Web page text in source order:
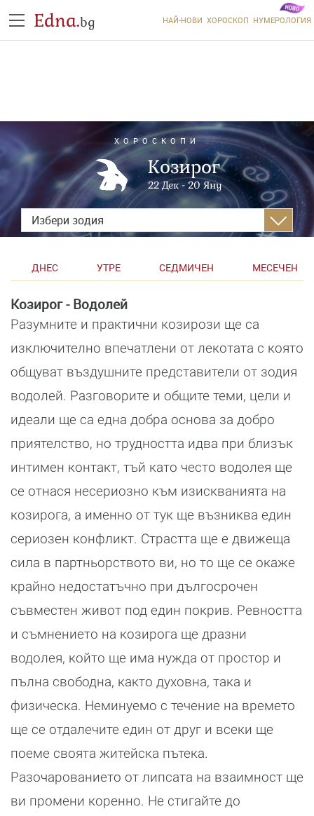
Edna.bg НАЙ-НОВИ ХОРОСКОП НУМЕРОЛОГИЯ
ХОРОСКОПИ
Козирог
22 Дек - 20 Яну
Избери зодия
ДНЕС УТРЕ СЕДМИЧЕН МЕСЕЧЕН
Козирог - Водолей
Разумните и практични козирози ще са
изключително впечатлени от лекотата с която
общуват въздушните представители от зодия
водолей. Разговорите и общите теми, цели и
идеали ще са една добра основа за добро
приятелство, но трудността идва при близък
интимен контакт, тъй като често водолея ще
се отнася несериозно към изискванията на
козирога, а именно от тук ще възниква един
сериозен конфликт. Страстта ще е движеща
сила в партньорството ви, но то ще се окаже
крайно недостатъчно при дългосрочен
съвместен живот под един покрив. Ревността
и съмнението на козирога ще дразни
водолея, който ще има нужда от простор и
пълна свободна, както духовна, така и
физическа. Неминуемо с течение на времето
ще се отдалечите един от друг и всеки ще
поеме своята житейска пътека.
Разочарованието от липсата на взаимност ще
ви промени коренно. Не стигайте до